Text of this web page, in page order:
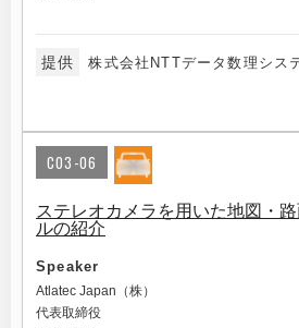
提供 株式会社NTTデータ数理シス
C03-06
ステレオカメラを用いた地図・
ルの紹介
Speaker
Atlatec Japan（株）
代表取締役